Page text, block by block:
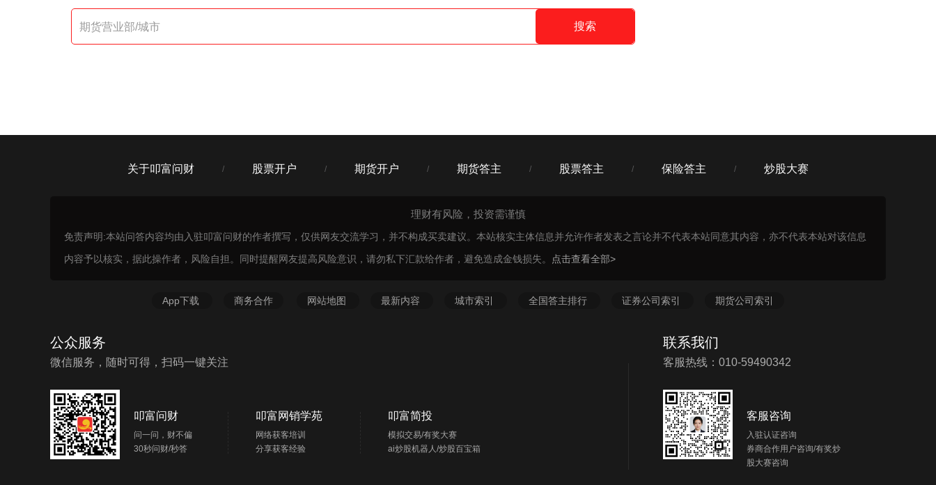
搜索
关于叩富问财 / 股票开户 / 期货开户 / 期货答主 / 股票答主 / 保险答主 / 炒股大赛
理财有风险，投资需谨慎
免责声明:本站问答内容均由入驻叩富问财的作者撰写，仅供网友交流学习，并不构成买卖建议。本站核实主体信息并允许作者发表之言论并不代表本站同意其内容，亦不代表本站对该信息
内容予以核实，据此操作者，风险自担。同时提醒网友提高风险意识，请勿私下汇款给作者，避免造成金钱损失。
点击查看全部>
App下载 商务合作 网站地图 最新内容 城市索引 全国答主排行 证券公司索引 期货公司索引
公众服务
微信服务，随时可得，扫码一键关注
叩富问财
问一问，财不偏
30秒问财/秒答
叩富网销学苑
网络获客培训
分享获客经验
叩富简投
模拟交易/有奖大赛
ai炒股机器人/炒股百宝箱
联系我们
客服热线：010-59490342
客服咨询
入驻认证咨询
券商合作用户咨询/有奖炒
股大赛咨询